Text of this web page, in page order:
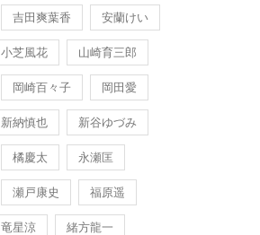
吉田爽葉香 安蘭けい
小芝風花 山崎育三郎
岡崎百々子 岡田愛
新納慎也 新谷ゆづみ
橘慶太 永瀬匡
瀬戸康史 福原遥
竜星涼 緒方龍一